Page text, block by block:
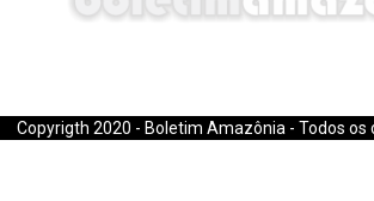
Copyrigth 2020 - Boletim Amazônia - Todos os